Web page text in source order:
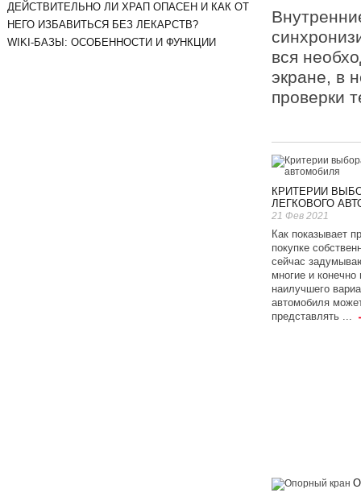
вся
экране, в
проверки
КРИТЕРИИ
ЛЕГКОВОГО
21 Фев 2021
Как показывает
покупке
сейчас
многие и конечно
наилучшего
автомобиля
представлять ...
ДЕЙСТВИТЕЛЬНО ЛИ ХРАП ОПАСЕН И КАК ОТ
НЕГО ИЗБАВИТЬСЯ БЕЗ ЛЕКАРСТВ?
WIKI-БАЗЫ: ОСОБЕННОСТИ И ФУНКЦИИ